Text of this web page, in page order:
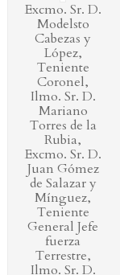
Excmo. Sr. D.
Modelsto
Cabezas y
López,
Teniente
Coronel,
Ilmo. Sr. D.
Mariano
Torres de la
Rubia,
Excmo. Sr. D.
Juan Gómez
de Salazar y
Mínguez,
Teniente
General Jefe
fuerza
Terrestre,
Ilmo. Sr. D.